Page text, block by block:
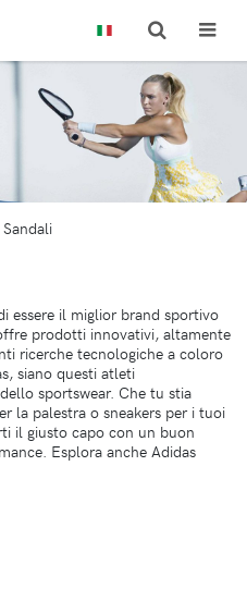
Sandali
essere il miglior brand sportivo
prodotti innovativi, altamente
ricerche tecnologiche a coloro
siano questi atleti
sportswear. Che tu stia
la palestra o sneakers per i tuoi
il giusto capo con un buon
Esplora anche Adidas